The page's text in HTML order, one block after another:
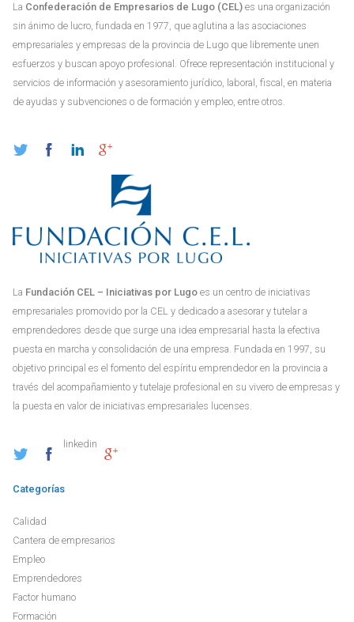
La Confederación de Empresarios de Lugo (CEL) es una organización
sin ánimo de lucro, fundada en 1977, que aglutina a las asociaciones
empresariales y empresas de la provincia de Lugo que libremente unen
esfuerzos y buscan apoyo profesional. Ofrece representación institucional y
servicios de información y asesoramiento jurídico, laboral, fiscal, en materia
de ayudas y subvenciones o de formación y empleo, entre otros.
La Fundación CEL – Iniciativas por Lugo es un centro de iniciativas
empresariales promovido por la CEL y dedicado a asesorar y tutelar a
emprendedores desde que surge una idea empresarial hasta la efectiva
puesta en marcha y consolidación de una empresa. Fundada en 1997, su
objetivo principal es el fomento del espíritu emprendedor en la provincia a
través del acompañamiento y tutelaje profesional en su vivero de empresas y
la puesta en valor de iniciativas empresariales lucenses.
linkedin
Categorías
Calidad
Cantera de empresarios
Empleo
Emprendedores
Factor humano
Formación